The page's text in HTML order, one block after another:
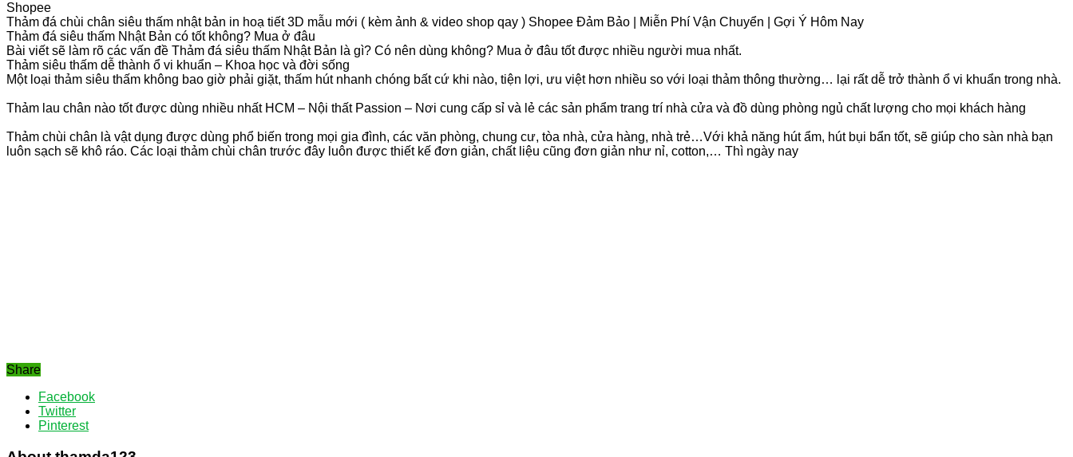
Shopee
Thảm đá chùi chân siêu thấm nhật bản in hoạ tiết 3D mẫu mới ( kèm ảnh & video shop qay ) Shopee Đảm Bảo | Miễn Phí Vận Chuyển | Gợi Ý Hôm Nay
Thảm đá siêu thấm Nhật Bản có tốt không? Mua ở đâu
Bài viết sẽ làm rõ các vấn đề Thảm đá siêu thấm Nhật Bản là gì? Có nên dùng không? Mua ở đâu tốt được nhiều người mua nhất.
Thảm siêu thấm dễ thành ổ vi khuẩn – Khoa học và đời sống
Một loại thảm siêu thấm không bao giờ phải giặt, thấm hút nhanh chóng bất cứ khi nào, tiện lợi, ưu việt hơn nhiều so với loại thảm thông thường… lại rất dễ trở thành ổ vi khuẩn trong nhà.
Thảm lau chân nào tốt được dùng nhiều nhất HCM – Nội thất Passion – Nơi cung cấp sỉ và lẻ các sản phẩm trang trí nhà cửa và đồ dùng phòng ngủ chất lượng cho mọi khách hàng
Thảm chùi chân là vật dụng được dùng phổ biến trong mọi gia đình, các văn phòng, chung cư, tòa nhà, cửa hàng, nhà trẻ…Với khả năng hút ẩm, hút bụi bẩn tốt, sẽ giúp cho sàn nhà bạn
luôn sạch sẽ khô ráo. Các loại thảm chùi chân trước đây luôn được thiết kế đơn giản, chất liệu cũng đơn giản như nỉ, cotton,… Thì ngày nay
Share
Facebook
Twitter
Pinterest